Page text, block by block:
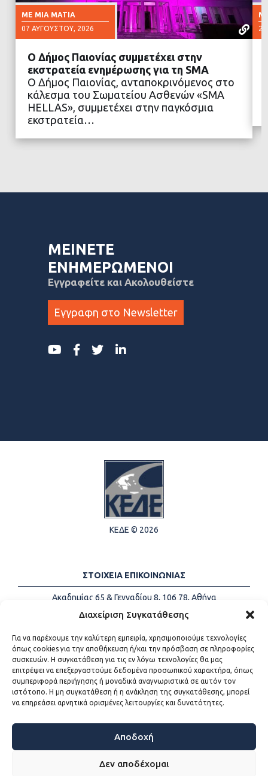
Διαχείριση Συγκατάθεσης
Για να παρέχουμε την καλύτερη εμπειρία, χρησιμοποιούμε τεχνολογίες
όπως cookies για την αποθήκευση ή/και την πρόσβαση σε πληροφορίες
συσκευών. Η συγκατάθεση για τις εν λόγω τεχνολογίες θα μας
επιτρέψει να επεξεργαστούμε δεδομένα προσωπικού χαρακτήρα, όπως
συμπεριφορά περιήγησης ή μοναδικά αναγνωριστικά σε αυτόν τον
ιστότοπο. Η μη συγκατάθεση ή η ανάκληση της συγκατάθεσης, μπορεί
να επηρεάσει αρνητικά ορισμένες λειτουργίες και δυνατότητες.
Αποδοχή
Δεν αποδέχομαι
ΜΕ ΜΙΑ ΜΑΤΙΆ
07 ΑΥΓΟΎΣΤΟΥ, 2026
ΔΙΑΒΑΣΤΕ ΠΕΡΙΣΣΟΤΕΡΑ
Ο Δήμος Παιονίας συμμετέχει στην
εκστρατεία ενημέρωσης για τη SMA
Ο Δήμος Παιονίας, ανταποκρινόμενος στο
κάλεσμα του Σωματείου Ασθενών «SMA
HELLAS», συμμετέχει στην παγκόσμια
εκστρατεία…
ΜΕΙΝΕΤΕ
ΕΝΗΜΕΡΩΜΕΝΟΙ
Εγγραφείτε και Ακολουθείστε
Εγγραφη στο Newsletter
ΚΕΔΕ © 2026
ΣΤΟΙΧΕΙΑ ΕΠΙΚΟΙΝΩΝΙΑΣ
Ακαδημίας 65 & Γενναδίου 8, 106 78, Αθήνα
Τηλέφωνα:
+30 213-2147500
Email:
info@kede.gr
ΧΡΗΣΙΜΟΙ ΣΥΝΔΕΣΜΟΙ
Η ΚΕΔΕ
Sitemap
Προσβασιμότητα
Όροι χρήσης